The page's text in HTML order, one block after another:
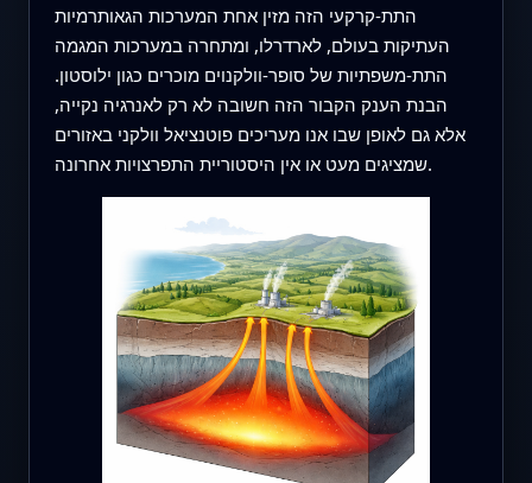
התת-קרקעי הזה מזין אחת המערכות הגאותרמיות
העתיקות בעולם, לארדרלו, ומתחרה במערכות המגמה
התת-משפתיות של סופר-וולקנוים מוכרים כגון ילוסטון.
הבנת הענק הקבור הזה חשובה לא רק לאנרגיה נקייה,
אלא גם לאופן שבו אנו מעריכים פוטנציאל וולקני באזורים
שמציגים מעט או אין היסטוריית התפרצויות אחרונה.